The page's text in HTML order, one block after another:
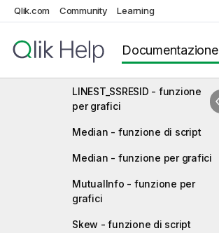
Qlik.com Community Learning
Documentazione
LINEST_SSREG - funzione per
grafici
LINEST_SSRESID - funzione di
script
LINEST_SSRESID - funzione
per grafici
Median - funzione di script
Median - funzione per grafici
MutualInfo - funzione per
grafici
Skew - funzione di script